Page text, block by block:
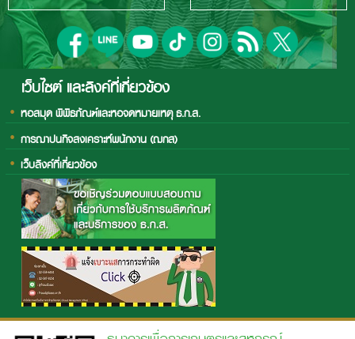
เว็บไซต์ และลิงค์ที่เกี่ยวข้อง
หอสมุด พิพิธภัณฑ์และหอจดหมายเหตุ ธ.ก.ส.
การฌาปนกิจสงเคราะห์พนักงาน (ฌกส)
เว็บลิงค์ที่เกี่ยวข้อง